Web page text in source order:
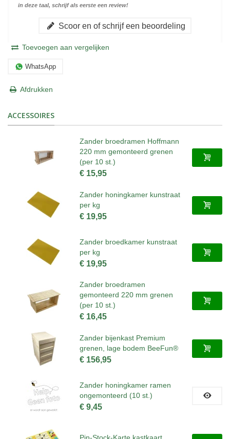
in deze taal, schrijf als eerste een review!
Scoor en of schrijf een beoordeling
Toevoegen aan vergelijken
WhatsApp
Afdrukken
ACCESSOIRES
Zander broedramen Hoffmann
220 mm gemonteerd grenen
(per 10 st.)
€ 15,95
Zander honingkamer kunstraat
per kg
€ 19,95
Zander broedkamer kunstraat
per kg
€ 19,95
Zander broedramen
gemonteerd 220 mm grenen
(per 10 st.)
€ 16,45
Zander bijenkast Premium
grenen, lage bodem BeeFun®
€ 156,95
Zander honingkamer ramen
ongemonteerd (10 st.)
€ 9,45
Pin-Stock-Karte kastkaart